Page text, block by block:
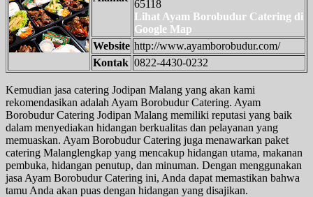
65118
Lihat Ayam Borobudur Catering di
Google Map
Website http://www.ayamborobudur.com/
Kontak 0822-4430-0232
Kemudian jasa catering Jodipan Malang yang akan kami
rekomendasikan adalah Ayam Borobudur Catering. Ayam
Borobudur Catering Jodipan Malang memiliki reputasi yang baik
dalam menyediakan hidangan berkualitas dan pelayanan yang
memuaskan. Ayam Borobudur Catering juga menawarkan paket
catering Malanglengkap yang mencakup hidangan utama, makanan
pembuka, hidangan penutup, dan minuman. Dengan menggunakan
jasa Ayam Borobudur Catering ini, Anda dapat memastikan bahwa
tamu Anda akan puas dengan hidangan yang disajikan.